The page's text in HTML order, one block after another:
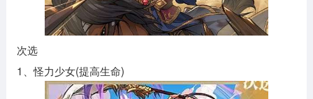
次选
1、怪力少女(提高生命)